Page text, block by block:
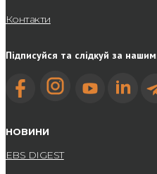
Контакти
Підписуйся та слідкуй за
НОВИНИ
EBS DIGEST